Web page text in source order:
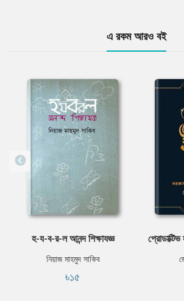
এ রকম আরও বই
হ-য-ব-র-ল আনন্দ শিক্ষাযজ্ঞ
নিয়াজ মাহমুদ সাকিব
৳১৫